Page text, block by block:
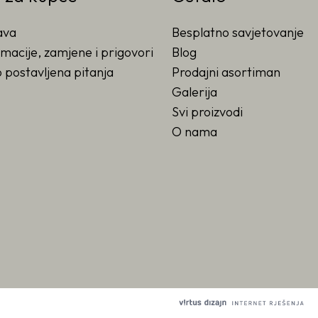
zamjene i prigovori
postavljena pitanja
Besplatno savjetovanje
Blog
Prodajni asortiman
Galerija
Svi proizvodi
O nama